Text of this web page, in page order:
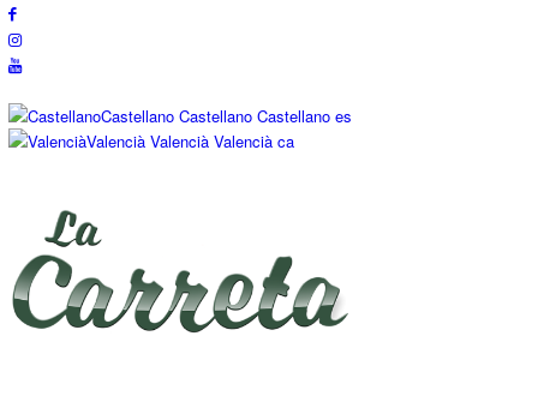
Castellano Castellano Castellano es
Valencià Valencià Valencià ca